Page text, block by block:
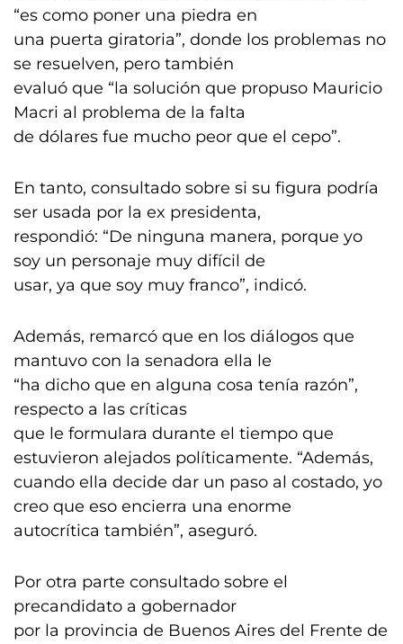
“es como poner una piedra en
una puerta giratoria”, donde los problemas no
se resuelven, pero también
evaluó que “la solución que propuso Mauricio
Macri al problema de la falta
de dólares fue mucho peor que el cepo”.
En tanto, consultado sobre si su figura podría
ser usada por la ex presidenta,
respondió: “De ninguna manera, porque yo
soy un personaje muy difícil de
usar, ya que soy muy franco”, indicó.
Además, remarcó que en los diálogos que
mantuvo con la senadora ella le
“ha dicho que en alguna cosa tenía razón”,
respecto a las críticas
que le formulara durante el tiempo que
estuvieron alejados políticamente. “Además,
cuando ella decide dar un paso al costado, yo
creo que eso encierra una enorme
autocrítica también”, aseguró.
Por otra parte consultado sobre el
precandidato a gobernador
por la provincia de Buenos Aires del Frente de